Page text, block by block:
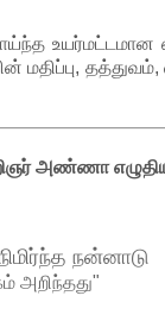
மதிப்பு,
அண்ணா
நன்னாடு
அறிந்தது"